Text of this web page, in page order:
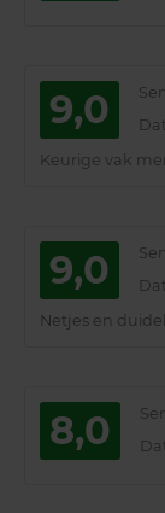
9,0
Keurige vak
9,0
Netjes en
8,0